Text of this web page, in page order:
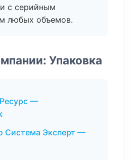
с серийным
любых объемов.
Упаковка
—
Система Эксперт —